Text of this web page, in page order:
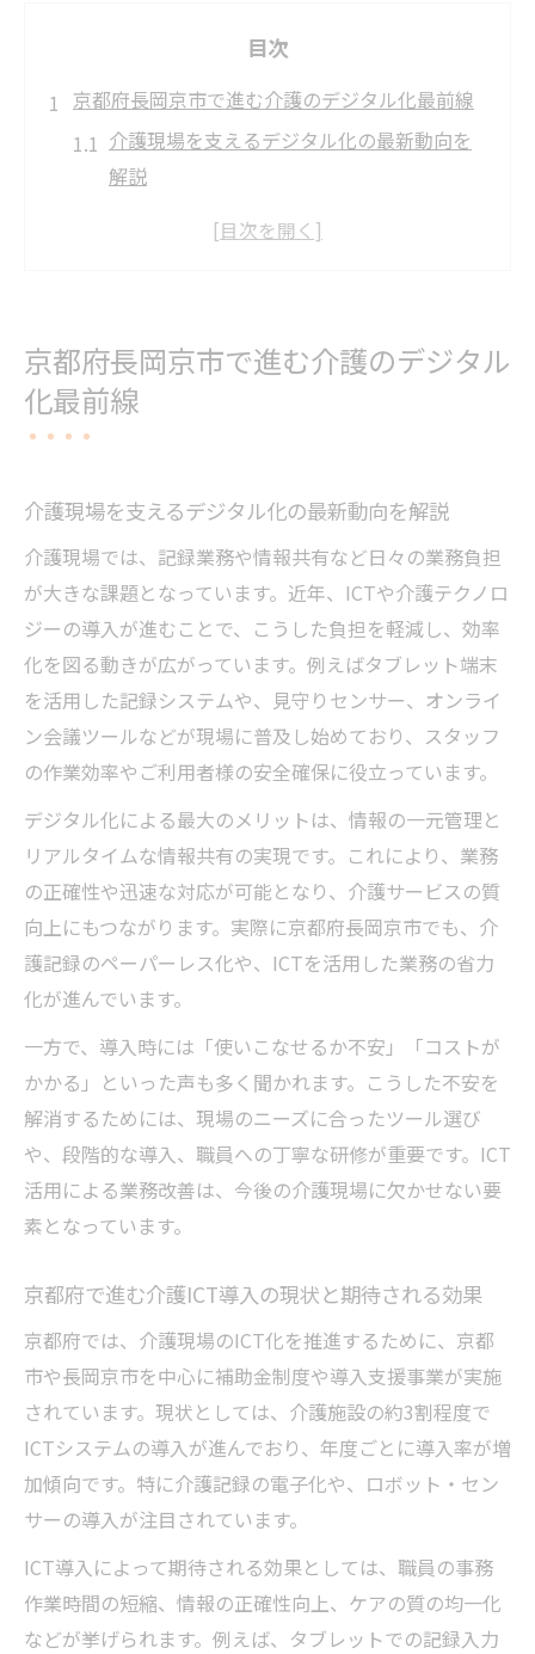
目次
京都府長岡京市で進む介護のデジタル化最前線
介護現場を支えるデジタル化の最新動向を
解説
京都府で進む介護ICT導入の現状と期待され
デジタル介護が現場にもたらす業務効率化
の波
介護現場に変革をもたらすICT活用の実例解説
実際の介護施設でICTが果たす現場改善の事
例紹介
ICT導入で介護サービスがどのように変化し
たか
職員の業務負担軽減に直結する介護現場の
ICT活用
ICTと介護テクノロジーが生む新しい現場フ
ロー
補助金を活用し進む介護現場のICT変革スト
ーリー
負担軽減を実現する介護テクノロジー活用術
介護現場で役立つ最新テクノロジーの選び
ICT導入で実現する介護職員の負担軽減の具
体策
介護現場で効率を上げるロボット活用の可
介護テクノロジーがもたらす作業効率化の
実践例
ICT導入で叶える介護サービスの質向上ポイント
介護ICT導入によるサービス質向上の具体的
効果
ICT活用がもたらす利用者ケアの変化とその
意義
介護現場におけるICTの導入ポイントを押さ
える
介護サービス向上に不可欠なICTツールの選
京都府長岡京市で進む介護のデジタル
化最前線
介護現場を支えるデジタル化の最新動向を解説
介護現場では、記録業務や情報共有など日々の業務負担
が大きな課題となっています。近年、ICTや介護テクノロ
ジーの導入が進むことで、こうした負担を軽減し、効率
化を図る動きが広がっています。例えばタブレット端末
を活用した記録システムや、見守りセンサー、オンライ
ン会議ツールなどが現場に普及し始めており、スタッフ
の作業効率やご利用者様の安全確保に役立っています。
デジタル化による最大のメリットは、情報の一元管理と
リアルタイムな情報共有の実現です。これにより、業務
の正確性や迅速な対応が可能となり、介護サービスの質
向上にもつながります。実際に京都府長岡京市でも、介
護記録のペーパーレス化や、ICTを活用した業務の省力
化が進んでいます。
一方で、導入時には「使いこなせるか不安」「コストが
かかる」といった声も多く聞かれます。こうした不安を
解消するためには、現場のニーズに合ったツール選び
や、段階的な導入、職員への丁寧な研修が重要です。ICT
活用による業務改善は、今後の介護現場に欠かせない要
素となっています。
京都府で進む介護ICT導入の現状と期待される効果
京都府では、介護現場のICT化を推進するために、京都
市や長岡京市を中心に補助金制度や導入支援事業が実施
されています。現状としては、介護施設の約3割程度で
ICTシステムの導入が進んでおり、年度ごとに導入率が増
加傾向です。特に介護記録の電子化や、ロボット・セン
サーの導入が注目されています。
ICT導入によって期待される効果としては、職員の事務
作業時間の短縮、情報の正確性向上、ケアの質の均一化
などが挙げられます。例えば、タブレットでの記録入力